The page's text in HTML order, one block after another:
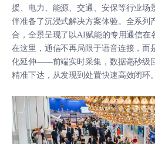
援、电力、能源、交通、安保等行业场
伴准备了沉浸式解决方案体验。全系列
合，全景呈现了以AI赋能的专用通信在
在这里，通信不再局限于语音连接，而
化延伸——前端实时采集，数据毫秒级
精准下达，从发现到处置快速高效闭环。